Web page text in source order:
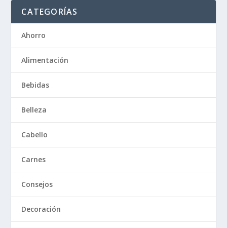
CATEGORÍAS
Ahorro
Alimentación
Bebidas
Belleza
Cabello
Carnes
Consejos
Decoración